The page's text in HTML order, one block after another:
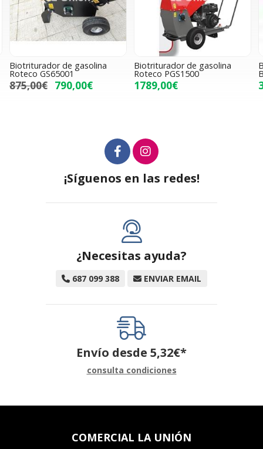
Biotriturador de gasolina
Roteco GS65001
875,00€ 790,00€
Biotriturador de gasolina
Roteco PGS1500
1789,00€
¡Síguenos en las redes!
¿Necesitas ayuda?
687 099 388 ENVIAR EMAIL
Envío desde 5,32€*
consulta condiciones
COMERCIAL LA UNIÓN